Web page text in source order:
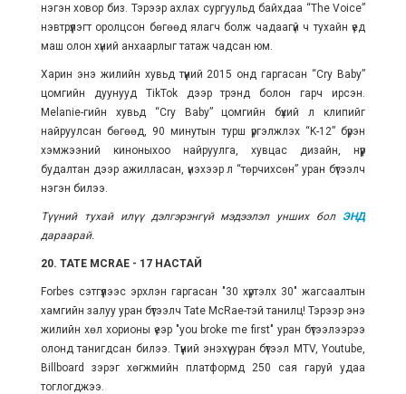
нэгэн ховор биз. Тэрээр ахлах сургуульд байхдаа “The Voice”
нэвтрүүлэгт оролцсон бөгөөд ялагч болж чадаагүй ч тухайн үед
маш олон хүний анхаарлыг татаж чадсан юм.
Харин энэ жилийн хувьд түүний 2015 онд гаргасан “Cry Baby”
цомгийн дуунууд TikTok дээр трэнд болон гарч ирсэн.
Melanie-гийн хувьд “Cry Baby” цомгийн бүхий л клипийг
найруулсан бөгөөд, 90 минутын турш үргэлжлэх “K-12” бүрэн
хэмжээний киноныхоо найруулга, хувцас дизайн, нүүр
будалтан дээр ажилласан, үнэхээр л “төрчихсөн” уран бүтээлч
нэгэн билээ.
Түүний тухай илүү дэлгэрэнгүй мэдээлэл унших бол ЭНД
дараарай.
20. TATE MCRAE - 17 НАСТАЙ
Forbes сэтгүүлээс эрхлэн гаргасан "30 хүртэлх 30" жагсаалтын
хамгийн залуу уран бүтээлч Tate McRae-тэй танилц! Тэрээр энэ
жилийн хөл хорионы үеэр "you broke me first" уран бүтээлээрээ
олонд танигдсан билээ. Түүний энэхүү уран бүтээл MTV, Youtube,
Billboard зэрэг хөгжмийн платформд 250 сая гаруй удаа
тоглогджээ.